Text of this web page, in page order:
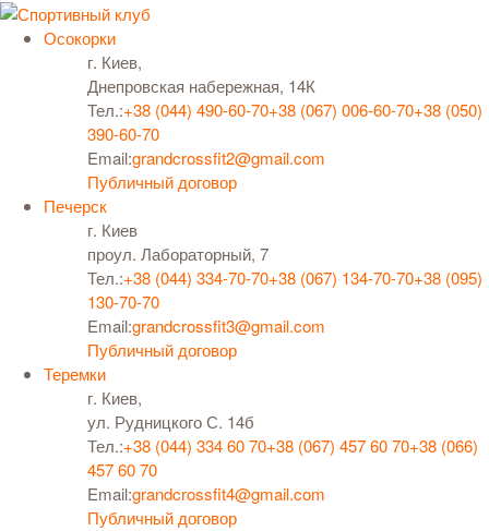
Осокорки
г. Киев,
Днепровская набережная, 14К
Тел.:+38 (044) 490-60-70+38 (067) 006-60-70+38 (050)
390-60-70
Email:grandcrossfit2@gmail.com
Публичный договор
Печерск
г. Киев
проул. Лабораторный, 7
Тел.:+38 (044) 334-70-70+38 (067) 134-70-70+38 (095)
130-70-70
Email:grandcrossfit3@gmail.com
Публичный договор
Теремки
г. Киев,
ул. Рудницкого С. 14б
Тел.:+38 (044) 334 60 70+38 (067) 457 60 70+38 (066)
457 60 70
Email:grandcrossfit4@gmail.com
Публичный договор